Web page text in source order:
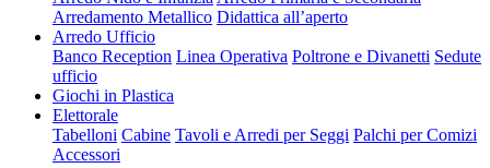
Arredamento Metallico Didattica all’aperto
Arredo Ufficio
Banco Reception Linea Operativa Poltrone e Divanetti Sedute
ufficio
Giochi in Plastica
Elettorale
Tabelloni Cabine Tavoli e Arredi per Seggi Palchi per Comizi
Accessori